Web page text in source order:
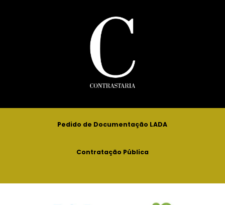
Pedido de Documentação LADA
Contratação Pública